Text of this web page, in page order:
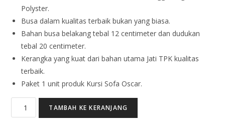
Polyster.
Busa dalam kualitas terbaik bukan yang biasa.
Bahan busa belakang tebal 12 centimeter dan dudukan
tebal 20 centimeter.
Kerangka yang kuat dari bahan utama Jati TPK kualitas
terbaik.
Paket 1 unit produk Kursi Sofa Oscar.
TAMBAH KE KERANJANG